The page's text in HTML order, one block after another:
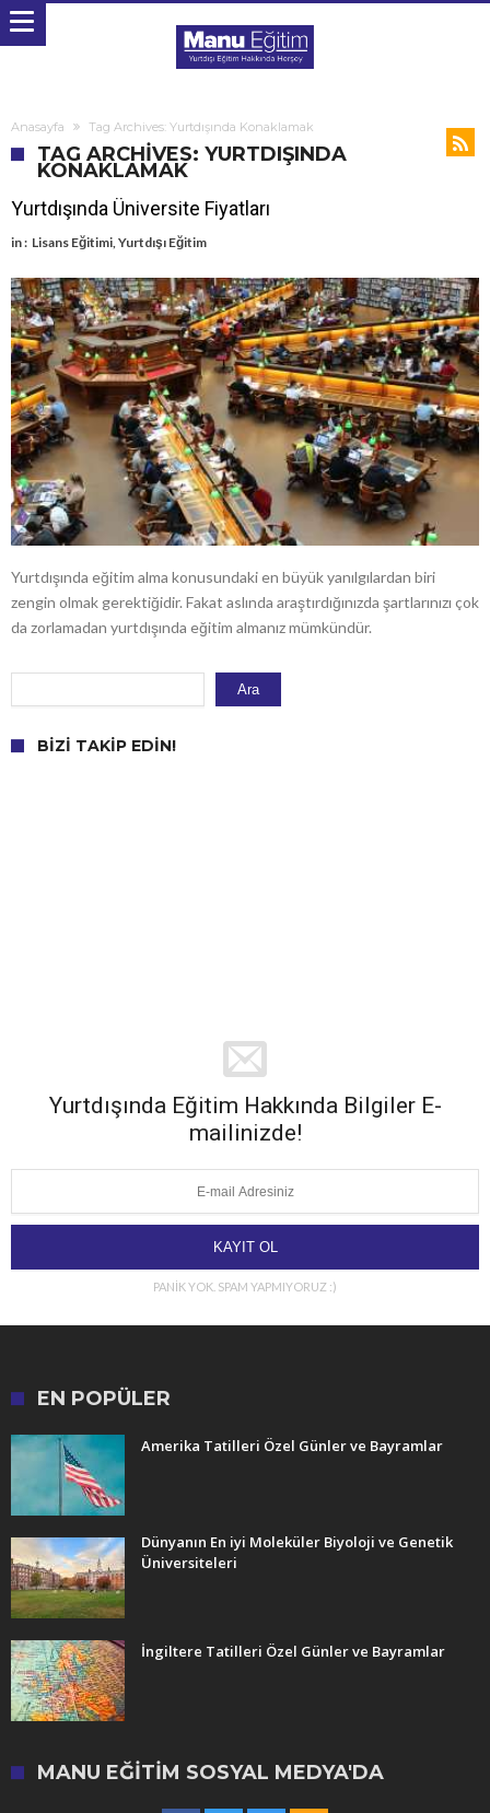
Anasayfa Tag Archives: Yurtdışında Konaklamak
TAG ARCHIVES: YURTDIŞINDA
KONAKLAMAK
Yurtdışında Üniversite Fiyatları
in : Lisans Eğitimi,Yurtdışı Eğitim
Yurtdışında eğitim alma konusundaki en büyük yanılgılardan biri
zengin olmak gerektiğidir. Fakat aslında araştırdığınızda şartlarınızı çok
da zorlamadan yurtdışında eğitim almanız mümkündür.
Ara
BIZI TAKIP EDIN!
Yurtdışında Eğitim Hakkında Bilgiler E-
mailinizde!
PANİK YOK. SPAM YAPMIYORUZ :)
EN POPÜLER
Amerika Tatilleri Özel Günler ve Bayramlar
Dünyanın En iyi Moleküler Biyoloji ve Genetik
Üniversiteleri
İngiltere Tatilleri Özel Günler ve Bayramlar
MANU EĞITIM SOSYAL MEDYA'DA